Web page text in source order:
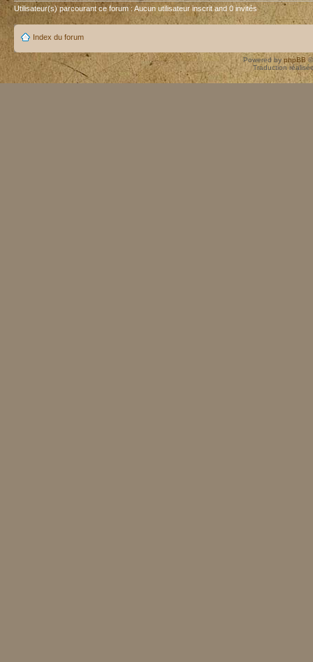
Utilisateur(s) parcourant ce forum : Aucun utilisateur inscrit and 0 invités
Index du forum
Powered by phpBB
Traduction